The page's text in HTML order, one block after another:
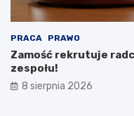
C
y
f
r
o
w
p
o
ł
u
!
PRACA PRAWO
Zamość rekrutuje
zespołu!
8 sierpnia 2026